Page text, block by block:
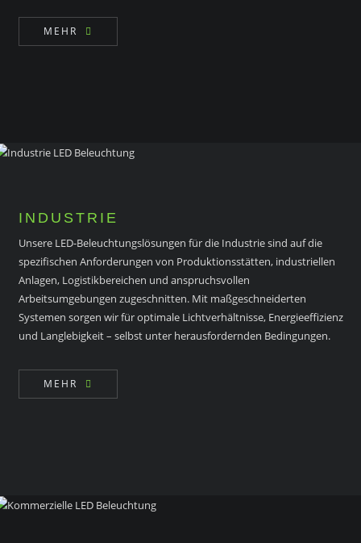
MEHR
INDUSTRIE
Unsere LED-Beleuchtungslösungen für die Industrie sind auf die
spezifischen Anforderungen von Produktionsstätten, industriellen
Anlagen, Logistikbereichen und anspruchsvollen
Arbeitsumgebungen zugeschnitten. Mit maßgeschneiderten
Systemen sorgen wir für optimale Lichtverhältnisse, Energieeffizienz
und Langlebigkeit – selbst unter herausfordernden Bedingungen.
MEHR